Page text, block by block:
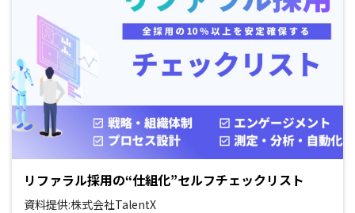
リファラル採用の“仕組化”セルフチェックリスト
資料提供:株式会社TalentX